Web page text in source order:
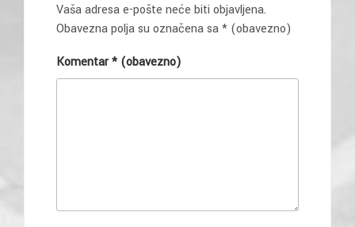
Vaša adresa e-pošte neće biti objavljena.
Obavezna polja su označena sa* (obavezno)
Komentar* (obavezno)